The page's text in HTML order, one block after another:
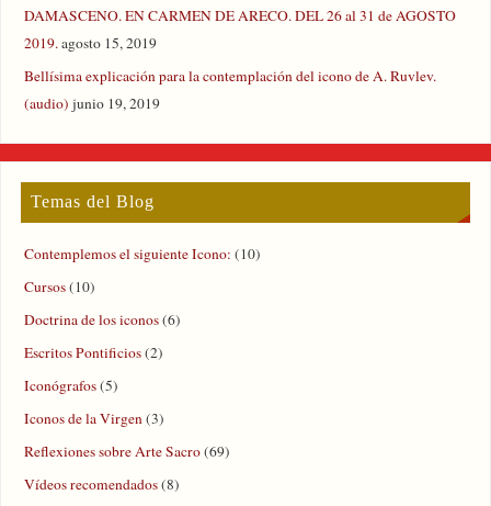
DAMASCENO. EN CARMEN DE ARECO. DEL 26 al 31 de AGOSTO
2019.agosto 15, 2019
Bellísima explicación para la contemplación del icono de A. Ruvlev.
(audio) junio 19, 2019
Temas del Blog
Contemplemos el siguiente Icono: (10)
Cursos(10)
Doctrina de los iconos(6)
Escritos Pontificios(2)
Iconógrafos(5)
Iconos de la Virgen(3)
Reflexiones sobre Arte Sacro(69)
Vídeos recomendados(8)